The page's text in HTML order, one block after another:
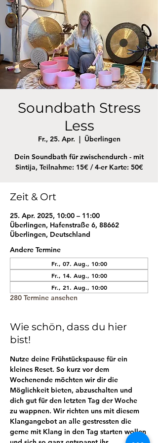
Soundbath Stress
Less
Fr., 25. Apr.
  |
Überlingen
Dein Soundbath für zwischendurch - mit
Sintija, Teilnahme: 15€ / 4-er Karte: 50€
Zeit & Ort
25. Apr. 2025, 10:00 – 11:00
Überlingen, Hafenstraße 6, 88662
Überlingen, Deutschland
Andere Termine
Fr., 07. Aug., 10:00
Fr., 14. Aug., 10:00
Fr., 21. Aug., 10:00
280 Termine ansehen
Wie schön, dass du hier
bist!
Nutze deine Frühstückspause für ein
kleines Reset. So kurz vor dem
Wochenende möchten wir dir die
Möglichkeit bieten, abzuschalten und
dich gut für den letzten Tag der Woche
zu wappnen. Wir richten uns mit diesem
Klangangebot an alle gestressten die
gerne mit Klang in den Tag starten wollen